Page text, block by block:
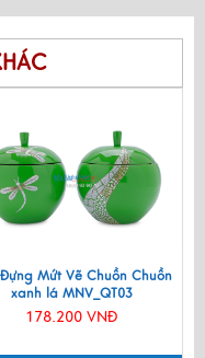
Mứt Vẽ Chuồn Chuồn
xanh lá MNV_QT03
178.200 VNĐ